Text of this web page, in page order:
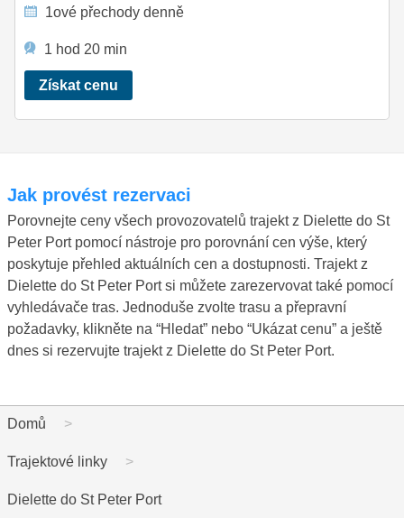
1ové přechody denně
1 hod 20 min
Získat cenu
Jak provést rezervaci
Porovnejte ceny všech provozovatelů trajekt z Dielette do St
Peter Port pomocí nástroje pro porovnání cen výše, který
poskytuje přehled aktuálních cen a dostupnosti. Trajekt z
Dielette do St Peter Port si můžete zarezervovat také pomocí
vyhledávače tras. Jednoduše zvolte trasu a přepravní
požadavky, klikněte na “Hledat” nebo “Ukázat cenu” a ještě
dnes si rezervujte trajekt z Dielette do St Peter Port.
Domů
Trajektové linky
Dielette do St Peter Port